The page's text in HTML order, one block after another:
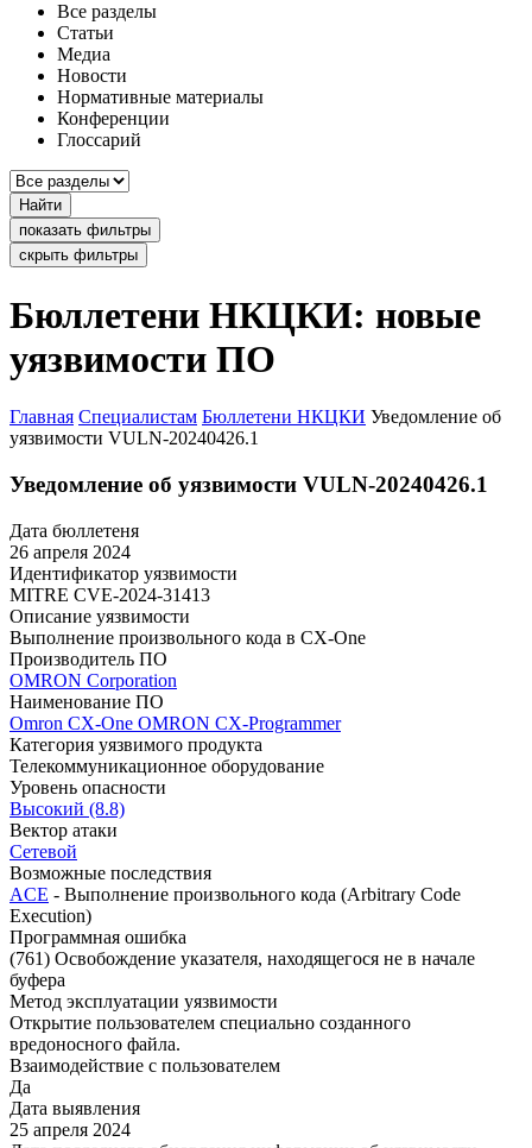
Все разделы
Статьи
Медиа
Новости
Нормативные материалы
Конференции
Глоссарий
Найти
показать фильтры
скрыть фильтры
Бюллетени НКЦКИ: новые
уязвимости ПО
Главная Специалистам Бюллетени НКЦКИ Уведомление об
уязвимости VULN-20240426.1
Уведомление об уязвимости VULN-20240426.1
Дата бюллетеня
26 апреля 2024
Идентификатор уязвимости
MITRE CVE-2024-31413
Описание уязвимости
Выполнение произвольного кода в CX-One
Производитель ПО
OMRON Corporation
Наименование ПО
Omron CX-One OMRON CX-Programmer
Категория уязвимого продукта
Телекоммуникационное оборудование
Уровень опасности
Высокий (8.8)
Вектор атаки
Сетевой
Возможные последствия
ACE - Выполнение произвольного кода (Arbitrary Code
Execution)
Программная ошибка
(761) Освобождение указателя, находящегося не в начале
буфера
Метод эксплуатации уязвимости
Открытие пользователем специально созданного
вредоносного файла.
Взаимодействие с пользователем
Да
Дата выявления
25 апреля 2024